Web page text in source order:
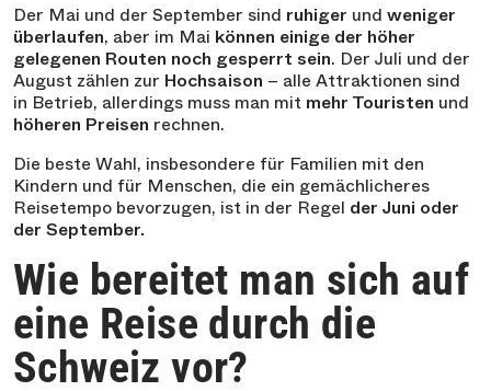
Der Mai und der September sind ruhiger und weniger
überlaufen, aber im Mai können einige der höher
gelegenen Routen noch gesperrt sein. Der Juli und der
August zählen zur Hochsaison – alle Attraktionen sind
in Betrieb, allerdings muss man mit mehr Touristen und
höheren Preisen rechnen.
Die beste Wahl, insbesondere für Familien mit den
Kindern und für Menschen, die ein gemächlicheres
Reisetempo bevorzugen, ist in der Regel der Juni oder
der September.
Wie bereitet man sich auf
eine Reise durch die
Schweiz vor?